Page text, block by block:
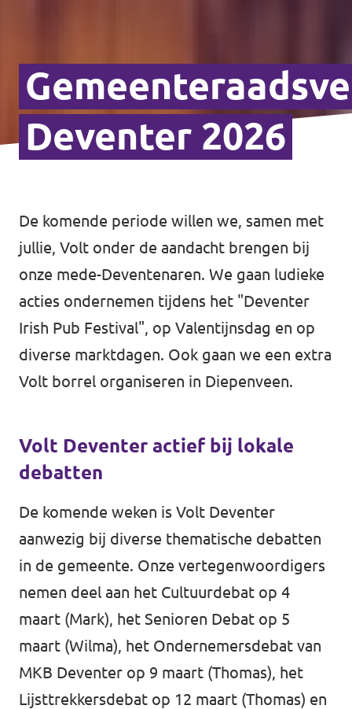
Deventer 2026
De komende periode willen we, samen met
jullie, Volt onder de aandacht brengen bij
onze mede-Deventenaren. We gaan ludieke
acties ondernemen tijdens het "Deventer
Irish Pub Festival", op Valentijnsdag en op
diverse marktdagen. Ook gaan we een extra
Volt borrel organiseren in Diepenveen.
Volt Deventer actief bij lokale
debatten
De komende weken is Volt Deventer
aanwezig bij diverse thematische debatten
in de gemeente. Onze vertegenwoordigers
nemen deel aan het Cultuurdebat op 4
maart (Mark), het Senioren Debat op 5
maart (Wilma), het Ondernemersdebat van
MKB Deventer op 9 maart (Thomas), het
Lijsttrekkersdebat op 12 maart (Thomas) en